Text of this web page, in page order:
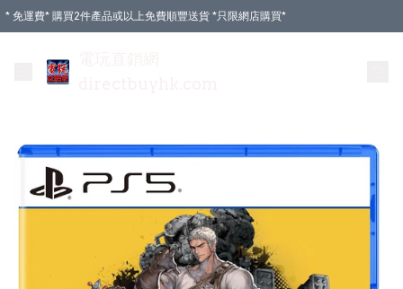
* 免運費* 購買2件產品或以上免費順豐送貨 *只限網店購買*